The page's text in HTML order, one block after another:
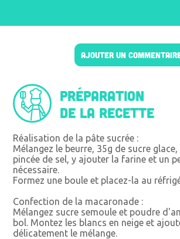
AJOUTER UN
Préparation
de la recette
Réalisation de la pâte sucrée :
Mélangez le beurre, 35g de sucre
pincée de sel, y ajouter la farine et un
nécessaire.
Formez une boule et placez-la au
Confection de la macaronade :
Mélangez sucre semoule et poudre
bol. Montez les blancs en neige et
délicatement le mélange.